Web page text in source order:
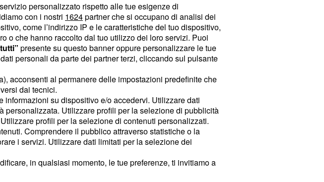
personalizzato rispetto alle tue esigenze di
con i nostri 1624partner che si occupano di analisi dei
come l’indirizzo IP e le caratteristiche del tuo dispositivo,
o che hanno raccolto dal tuo utilizzo dei loro servizi. Puoi
presente su questo banner oppure personalizzare le tue
personali da parte dei partner terzi, cliccando sul pulsante
acconsenti al permanere delle impostazioni predefinite che
dai tecnici.
su dispositivo e/o accedervi. Utilizzare dati
Utilizzare profili per la selezione di pubblicità
profili per la selezione di contenuti personalizzati.
Comprendere il pubblico attraverso statistiche o la
i servizi. Utilizzare dati limitati per la selezione dei
in qualsiasi momento, le tue preferenze, ti invitiamo a